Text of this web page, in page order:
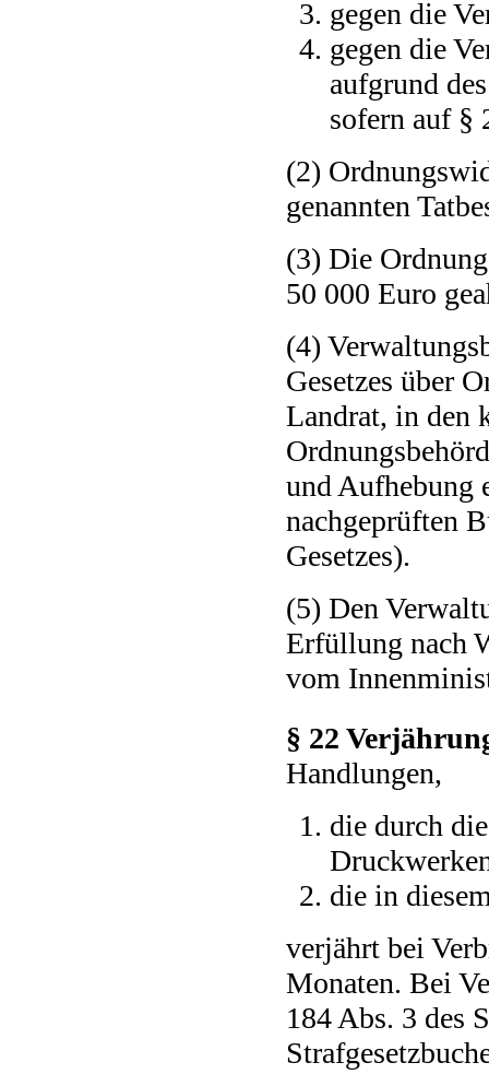
gegen die
gegen die
aufgrund
sofern auf §
(2)
genannten
(3) Die
50 000 Euro
(4)
Gesetzes über
Landrat, in den
und Aufhebung
nachgeprüften
Gesetzes).
(5) Den
Erfüllung nach
vom
§ 22
Handlungen,
die durch
die in
verjährt bei
Monaten. Bei
184 Abs. 3 des